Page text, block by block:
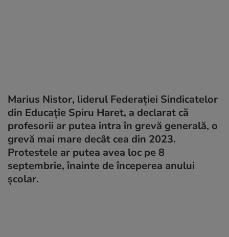
Marius Nistor, liderul Federației Sindicatelor
din Educație Spiru Haret, a declarat că
profesorii ar putea intra în grevă generală, o
grevă mai mare decât cea din 2023.
Protestele ar putea avea loc pe 8
septembrie, înainte de începerea anului
școlar.